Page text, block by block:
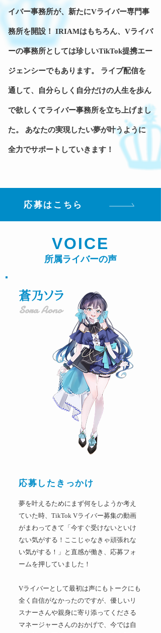
イバー事務所が、新たにVライバー専門事
務所を開設！ IRIAMはもちろん、Vライバ
ーの事務所としては珍しいTikTok提携エー
ジェンシーでもあります。 ライブ配信を
通して、自分らしく自分だけの人生を歩ん
で欲しくてライバー事務所を立ち上げまし
た。 あなたの実現したい夢が叶うように
全力でサポートしていきます！
応募はこちら
VOICE
所属ライバーの声
蒼乃ソラ
Sora Aono
応募したきっかけ
夢を叶えるためにまず何をしようか考え
ていた時、TikTok Vライバー募集の動画
がまわってきて「今すぐ受けないといけ
ない気がする！ここじゃなきゃ頑張れな
い気がする！」と直感が働き、応募フォ
ームを押していました！
Vライバーとして最初は声にもトークにも
全く自信がなかったのですが、優しいリ
スナーさんや親身に寄り添ってくださる
マネージャーさんのおかげで、今では自